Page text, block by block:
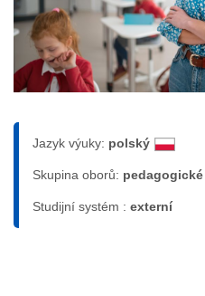
Jazyk výuky: polský
Skupina oborů: pedagogické
Studijní systém : externí